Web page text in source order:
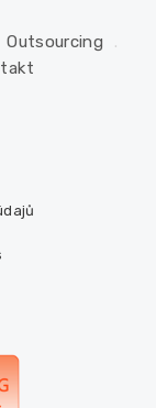
Outsourcing